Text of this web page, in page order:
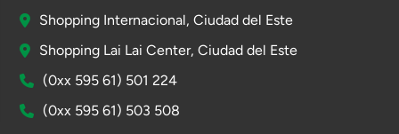
Shopping Internacional, Ciudad del Este
Shopping Lai Lai Center, Ciudad del Este
(0xx 595 61) 501 224
(0xx 595 61) 503 508